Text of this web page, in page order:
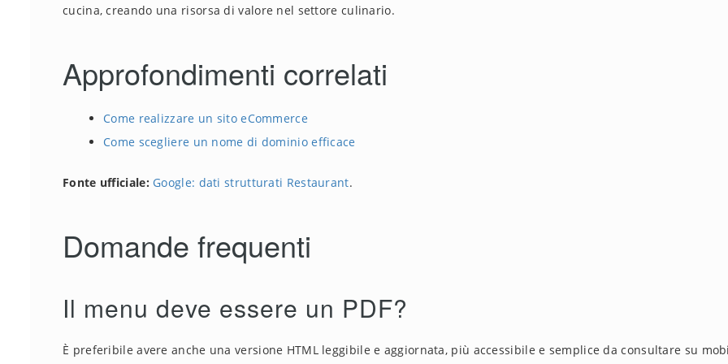
cucina, creando una risorsa di valore nel settore culinario.
Approfondimenti correlati
Come realizzare un sito eCommerce
Come scegliere un nome di dominio efficace
Fonte ufficiale: Google: dati strutturati Restaurant.
Domande frequenti
Il menu deve essere un PDF?
È preferibile avere anche una versione HTML leggibile e aggiornata, più accessibile e semplice da consultare su